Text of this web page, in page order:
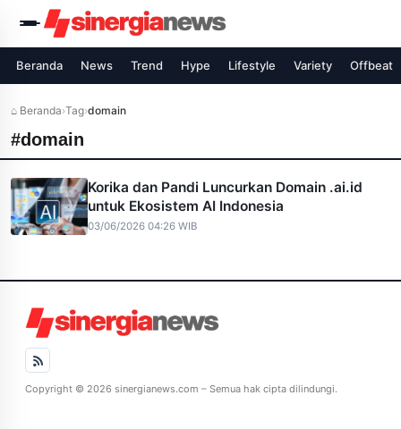
Beranda News Trend Hype Lifestyle Variety Offbeat
⌂ Beranda›Tag›domain
#domain
Korika dan Pandi Luncurkan Domain .ai.id
untuk Ekosistem AI Indonesia
03/06/2026 04:26 WIB
Copyright © 2026 sinergianews.com – Semua hak cipta dilindungi.